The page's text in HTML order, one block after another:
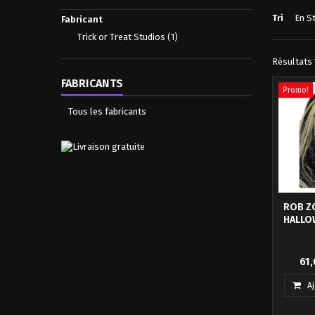
Fabricant
Trick or Treat Studios (1)
FABRICANTS
Tous les fabricants
Tri En
Résultats
Promo!
ROB
Vous
passer
peau